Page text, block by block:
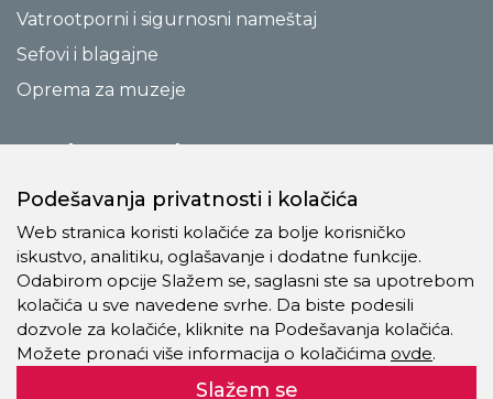
Vatrootporni i sigurnosni nameštaj
Sefovi i blagajne
Oprema za muzeje
Posebne ponude
Akcije
Druge veze
Rešenja
Novosti
Podešavanja privatnosti i kolačića
Web stranica koristi kolačiće za bolje korisničko
iskustvo, analitiku, oglašavanje i dodatne funkcije.
Odabirom opcije Slažem se, saglasni ste sa upotrebom
kolačića u sve navedene svrhe. Da biste podesili
dozvole za kolačiće, kliknite na Podešavanja kolačića.
Možete pronaći više informacija o kolačićima ovde.
Slažem se